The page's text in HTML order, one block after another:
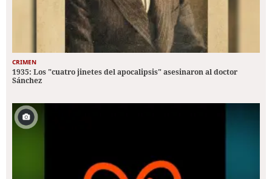
CRIMEN
1935: Los "cuatro jinetes del apocalipsis" asesinaron al doctor
Sánchez